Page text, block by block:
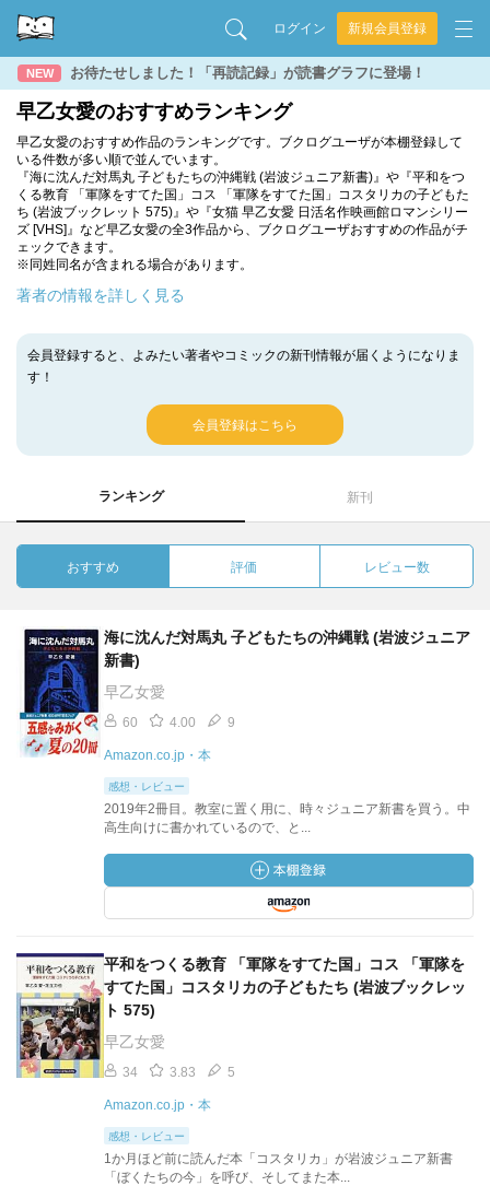
ログイン 新規会員登録
NEW お待たせしました！「再読記録」が読書グラフに登場！
早乙女愛のおすすめランキング
早乙女愛のおすすめ作品のランキングです。ブクログユーザが本棚登録して
いる件数が多い順で並んでいます。
『海に沈んだ対馬丸 子どもたちの沖縄戦 (岩波ジュニア新書)』や『平和をつ
くる教育 「軍隊をすてた国」コス 「軍隊をすてた国」コスタリカの子どもた
ち (岩波ブックレット 575)』や『女猫 早乙女愛 日活名作映画館ロマンシリー
ズ [VHS]』など早乙女愛の全3作品から、ブクログユーザおすすめの作品がチ
ェックできます。
※同姓同名が含まれる場合があります。
著者の情報を詳しく見る
会員登録すると、よみたい著者やコミックの新刊情報が届くようになりま
す！
会員登録はこちら
ランキング 新刊
おすすめ 評価 レビュー数
海に沈んだ対馬丸 子どもたちの沖縄戦 (岩波ジュニア
新書)
早乙女愛
60 4.00 9
Amazon.co.jp・本
感想・レビュー
2019年2冊目。教室に置く用に、時々ジュニア新書を買う。中
高生向けに書かれているので、と...
平和をつくる教育 「軍隊をすてた国」コス 「軍隊を
すてた国」コスタリカの子どもたち (岩波ブックレッ
ト 575)
早乙女愛
34 3.83 5
Amazon.co.jp・本
感想・レビュー
1か月ほど前に読んだ本「コスタリカ」が岩波ジュニア新書
「ぼくたちの今」を呼び、そしてまた本...